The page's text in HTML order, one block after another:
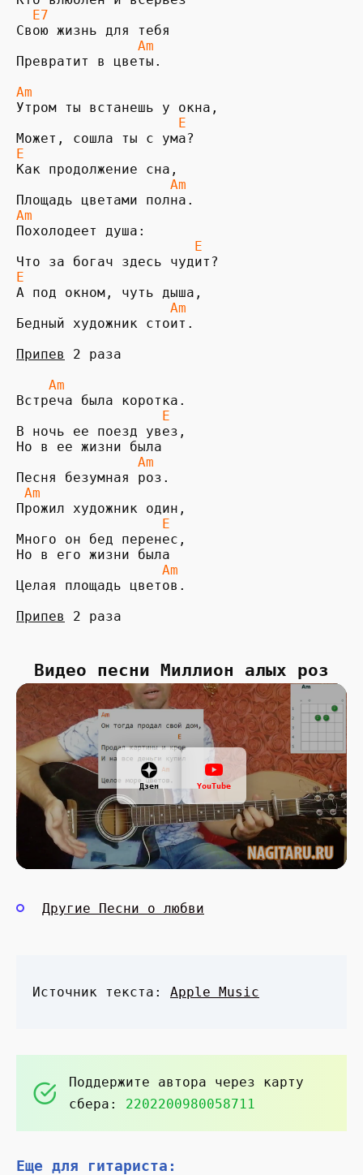
  E7
               Am
Превратит в цветы.
Am
Утром ты встанешь у окна,
E
E
Как продолжение сна,
Am
Am
Похолодеет душа:
E
E
А под окном, чуть дыша,
Am
Бедный художник стоит.
Припев
2 раза
Am
Встреча была коротка.
E
В ночь ее поезд увез,
Но в ее жизни была
Am
Песня безумная роз.
Am
Прожил художник один,
E
Много он бед перенес,
Но в его жизни была
Am
Целая площадь цветов.
Припев
2 раза
Видео песни Миллион алых роз
Дзен YouTube
Другие Песни о любви
Источник текста: Apple Music
Поддержите автора через карту
сбера: 2202200980058711
Еще для гитариста: